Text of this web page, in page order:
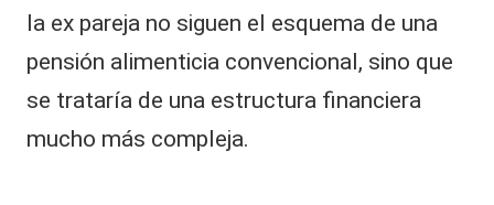
la ex pareja no siguen el esquema de una
pensión alimenticia convencional, sino que
se trataría de una estructura financiera
mucho más compleja.